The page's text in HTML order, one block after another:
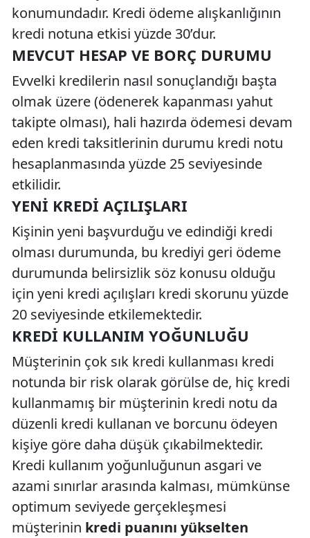
konumundadır. Kredi ödeme alışkanlığının
kredi notuna etkisi yüzde 30’dur.
MEVCUT HESAP VE BORÇ DURUMU
Evvelki kredilerin nasıl sonuçlandığı başta
olmak üzere (ödenerek kapanması yahut
takipte olması), hali hazırda ödemesi devam
eden kredi taksitlerinin durumu kredi notu
hesaplanmasında yüzde 25 seviyesinde
etkilidir.
YENI KREDI AÇILIŞLARI
Kişinin yeni başvurduğu ve edindiği kredi
olması durumunda, bu krediyi geri ödeme
durumunda belirsizlik söz konusu olduğu
için yeni kredi açılışları kredi skorunu yüzde
20 seviyesinde etkilemektedir.
KREDI KULLANIM YOĞUNLUĞU
Müşterinin çok sık kredi kullanması kredi
notunda bir risk olarak görülse de, hiç kredi
kullanmamış bir müşterinin kredi notu da
düzenli kredi kullanan ve borcunu ödeyen
kişiye göre daha düşük çıkabilmektedir.
Kredi kullanım yoğunluğunun asgari ve
azami sınırlar arasında kalması, mümkünse
optimum seviyede gerçekleşmesi
müşterinin kredi puanını yükselten